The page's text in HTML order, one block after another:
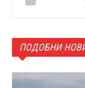
ПОДОБНИ